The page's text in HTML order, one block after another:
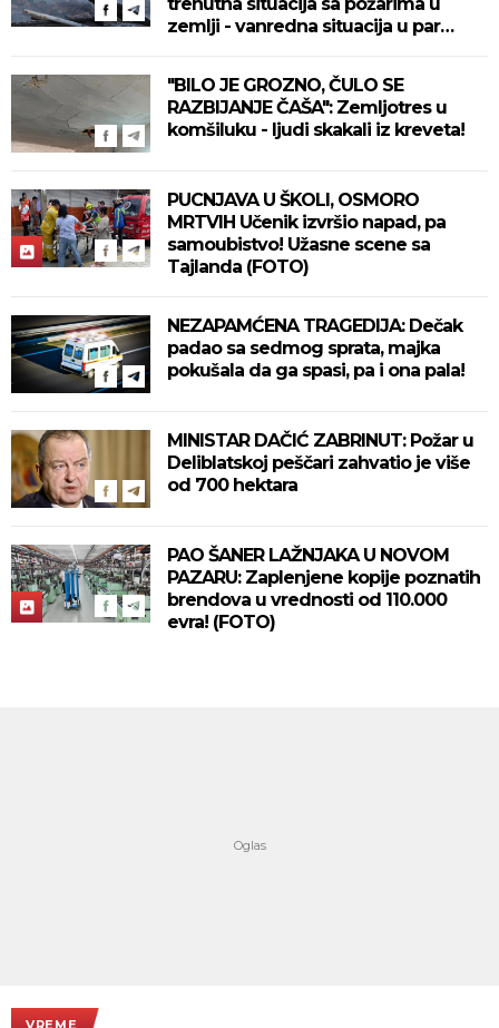
zemlji - vanredna situacija u par
"BILO JE GROZNO, ČULO SE
RAZBIJANJE ČAŠA": Zemljotres u
komšiluku - ljudi skakali iz kreveta!
PUCNJAVA U ŠKOLI, OSMORO
MRTVIH Učenik izvršio napad, pa
samoubistvo! Užasne scene sa
Tajlanda (FOTO)
NEZAPAMĆENA TRAGEDIJA: Dečak
padao sa sedmog sprata, majka
pokušala da ga spasi, pa i ona pala!
MINISTAR DAČIĆ ZABRINUT: Požar u
Deliblatskoj peščari zahvatio je više
od 700 hektara
PAO ŠANER LAŽNJAKA U NOVOM
PAZARU: Zaplenjene kopije poznatih
brendova u vrednosti od 110.000
evra! (FOTO)
VREME